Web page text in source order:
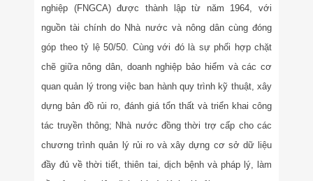
nghiệp (FNGCA) được thành lập từ năm 1964, với
nguồn tài chính do Nhà nước và nông dân cùng đóng
góp theo tỷ lệ 50/50. Cùng với đó là sự phối hợp chặt
chẽ giữa nông dân, doanh nghiệp bảo hiểm và các cơ
quan quản lý trong việc ban hành quy trình kỹ thuật, xây
dựng bản đồ rủi ro, đánh giá tổn thất và triển khai công
tác truyền thông; Nhà nước đồng thời trợ cấp cho các
chương trình quản lý rủi ro và xây dựng cơ sở dữ liệu
đầy đủ về thời tiết, thiên tai, dịch bệnh và pháp lý, làm